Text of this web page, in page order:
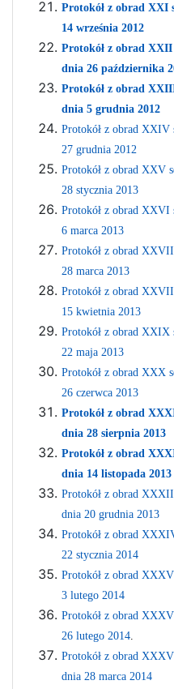
Protokół z obrad XXI
14 września 2012
Protokół z obrad
dnia 26 października
Protokół z obrad
dnia 5 grudnia 2012
Protokół z obrad XXIV
27 grudnia 2012
Protokół z obrad XXV
28 stycznia 2013
Protokół z obrad XXVI
6 marca 2013
Protokół z obrad
28 marca 2013
Protokół z obrad
15 kwietnia 2013
Protokół z obrad XXIX
22 maja 2013
Protokół z obrad XXX
26 czerwca 2013
Protokół z obrad
dnia 28 sierpnia 2013
Protokół z obrad
dnia 14 listopada 2013
Protokół z obrad
dnia 20 grudnia 2013
Protokół z obrad
22 stycznia 2014
Protokół z obrad
3 lutego 2014
Protokół z obrad
26 lutego 2014
Protokół z obrad
dnia 28 marca 2014